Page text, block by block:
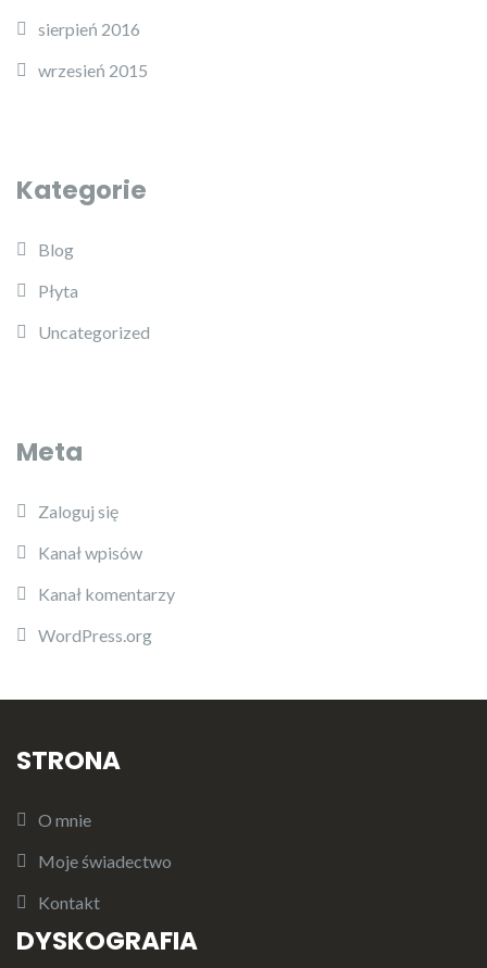
sierpień 2016
wrzesień 2015
Kategorie
Blog
Płyta
Uncategorized
Meta
Zaloguj się
Kanał wpisów
Kanał komentarzy
WordPress.org
STRONA
O mnie
Moje świadectwo
Kontakt
DYSKOGRAFIA